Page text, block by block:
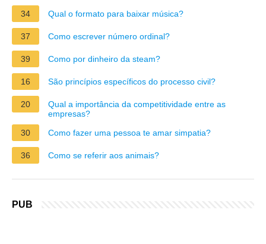
34
Qual o formato para baixar música?
37 Como escrever número ordinal?
39 Como por dinheiro da steam?
16 São princípios específicos do processo civil?
20
Qual a importância da competitividade entre as
empresas?
30
Como fazer uma pessoa te amar simpatia?
36 Como se referir aos animais?
PUB